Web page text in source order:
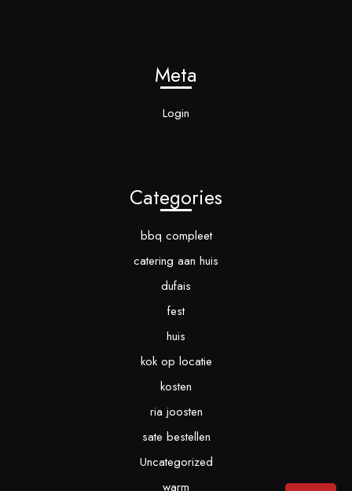
Meta
Login
Categories
bbq compleet
catering aan huis
dufais
fest
huis
kok op locatie
kosten
ria joosten
sate bestellen
Uncategorized
warm